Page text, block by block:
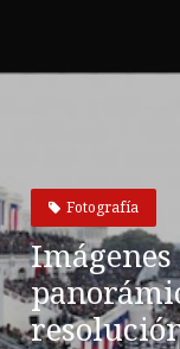
Fotografía
Imágenes